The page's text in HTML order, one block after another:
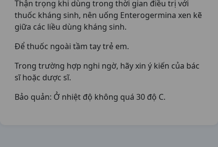
Thận trọng khi dùng trong thời gian điều trị với
thuốc kháng sinh, nên uống Enterogermina xen kẽ
giữa các liều dùng kháng sinh.
Để thuốc ngoài tầm tay trẻ em.
Trong trường hợp nghi ngờ, hãy xin ý kiến của bác
sĩ hoặc dược sĩ.
Bảo quản: Ở nhiệt độ không quá 30 độ C.